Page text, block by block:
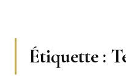
Étiquette :